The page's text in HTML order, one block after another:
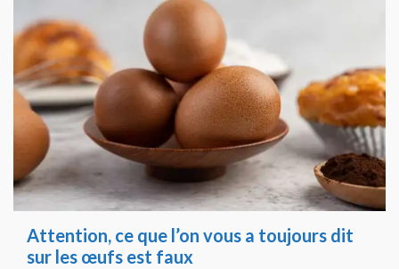
Attention, ce que l’on vous a toujours dit
sur les œufs est faux